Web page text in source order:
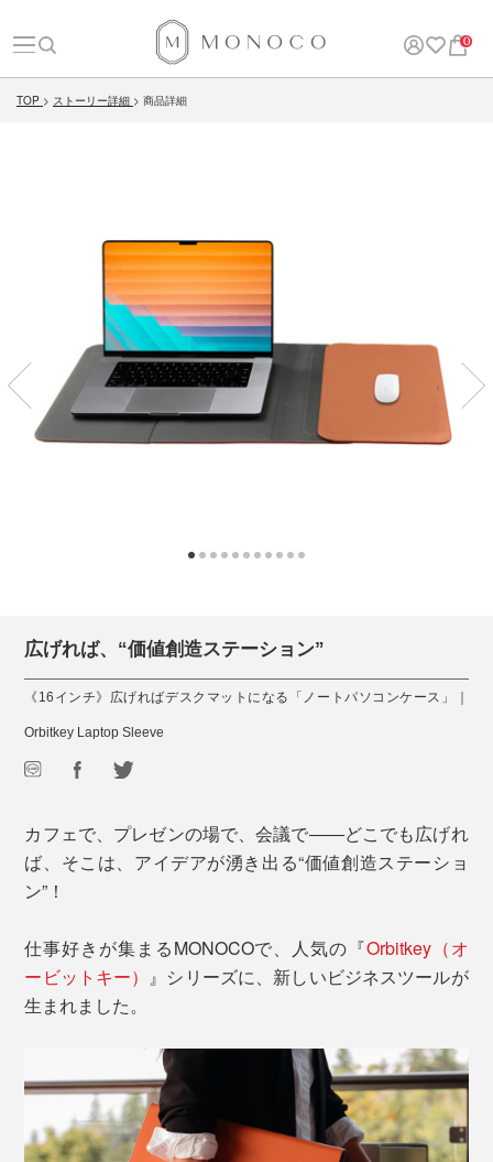
0
TOP ストーリー詳細 商品詳細
広げれば、“価値創造ステーション”
《16インチ》広げればデスクマットになる「ノートパソコンケース」｜
Orbitkey Laptop Sleeve
カフェで、プレゼンの場で、会議で――どこでも広げれ
ば、そこは、アイデアが湧き出る“価値創造ステーショ
ン”！
仕事好きが集まるMONOCOで、人気の『Orbitkey（オ
ービットキー）
』シリーズに、新しいビジネスツールが
生まれました。